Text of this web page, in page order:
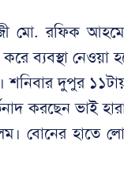
মো. রফিক
ব্যবস্থা নেওয়া
দুপুর
করছেন ভাই
বোনের হাতে